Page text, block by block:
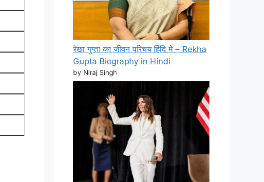
रेखा गुप्ता का जीवन परिचय हिंदि मे – Rekha
Gupta Biography in Hindi
by Niraj Singh